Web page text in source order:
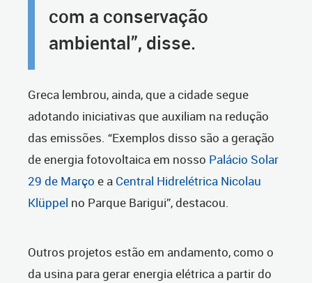
com a conservação
ambiental”, disse.
Greca lembrou, ainda, que a cidade segue
adotando iniciativas que auxiliam na redução
das emissões. “Exemplos disso são a geração
de energia fotovoltaica em nosso Palácio Solar
29 de Março e a Central Hidrelétrica Nicolau
Klüppel no Parque Barigui”, destacou.
Outros projetos estão em andamento, como o
da usina para gerar energia elétrica a partir do